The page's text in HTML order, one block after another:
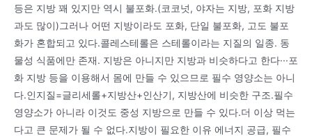
등은 지방 꽤 있지만 역시 불포화.(코코넛, 야자는 지방, 포화 지방
과도 많이)그러나 어떤 지방이라도 포화, 단일 불포화, 고도 불포
화가 혼합되고 있다.콜레스테롤은 스테롤이라는 지질의 일종. 동
물성 식품에만 존재. 지방은 아니지만 지방과 비슷하다고 한다···포
화 지방 등을 이용해서 몸에 만들 수 있으므로 필수 영양소는 아니
다.인지질=글리세롤+지방산+인산기, 지방산에 비슷한 구조.필수
영양소가 아니라 이것도 중성 지방으로 만들 수 있다.더 이상 먹는
다고 큰 문제가 될 수 없다.지방이 필요한 이유 에너지 공급, 필수